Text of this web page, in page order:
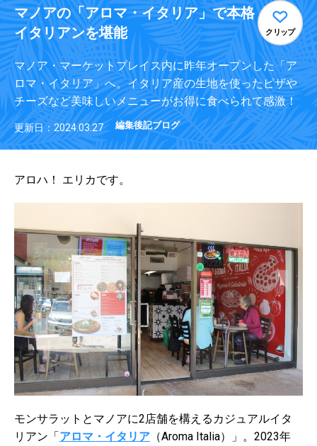
マノアの「アロマ・イタリア」で本格
イタリアンを堪能
クリップ
マノア・マーケットプレイス内に昨年オープンした「ア
ロマ・イタリア」へ。イタリア産の生地を使ったピザや
チーズなど美味しいメニューがお得に食べられて感激！
更新日：2024.03.27 編集後記ブログ
アロハ！ エリカです。
モンサラットとマノアに2店舗を構えるカジュアルイタ
リアン「アロマ・イタリア （Aroma Italia）」。2023年